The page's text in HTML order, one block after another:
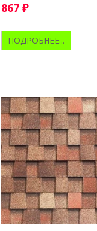
867 ₽
ПОДРОБНЕЕ...